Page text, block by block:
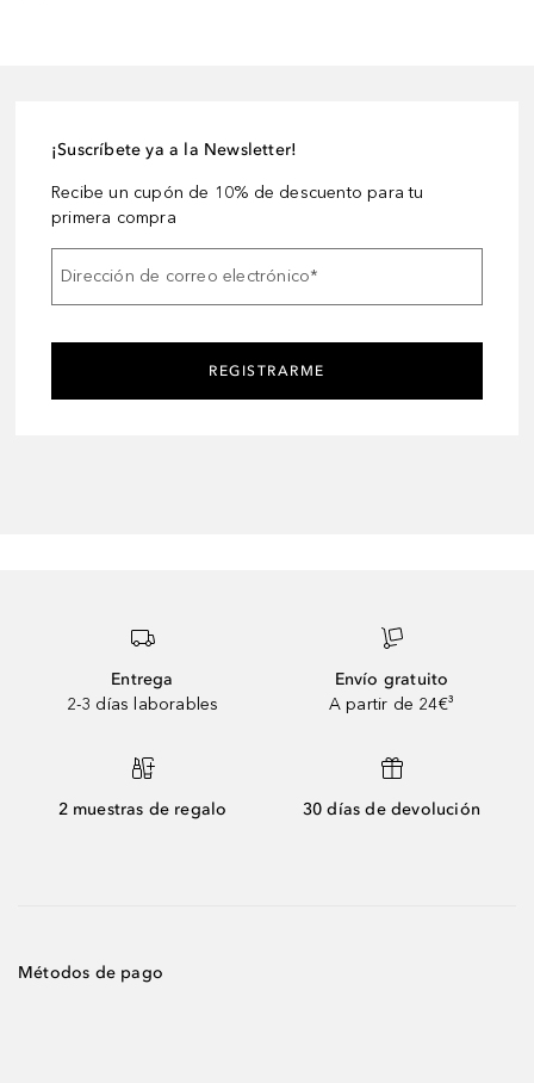
¡Suscríbete ya a la Newsletter!
Recibe un cupón de 10% de descuento para tu
primera compra
Dirección de correo electrónico*
REGISTRARME
Entrega
2-3 días laborables
Envío gratuito
A partir de 24€³
2 muestras de regalo 30 días de devolución
Métodos de pago